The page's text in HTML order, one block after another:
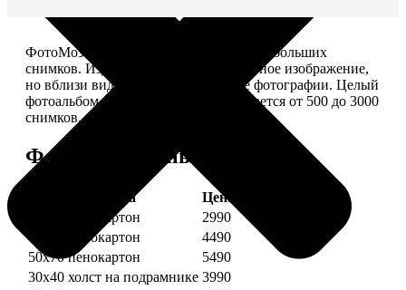
ФотоМозаика – это картина из сотен небольших
снимков. Издалека смотрится как единое изображение,
но вблизи видно, что это отдельные фотографии. Целый
фотоальбом в одной картине: помещается от 500 до 3000
снимков.
Форматы и цены
Услуга
Цена, руб.
30х40 пенокартон
2990
40х60 пенокартон
4490
50х70 пенокартон
5490
30х40 холст на подрамнике 3990